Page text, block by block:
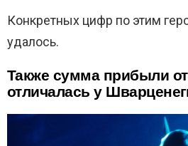
Конкретных цифр по этим
удалось.
Также сумма прибыли
отличалась у